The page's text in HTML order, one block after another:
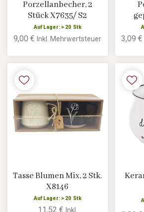
Porzellanbecher, 2
Stück X7635/ S2
Auf Lager: > 20 Stk
9,00 €Inkl. Mehrwertsteuer 3,09 €
Tasse Blumen Mix, 2 Stk.
X8146
Auf Lager: > 20 Stk
11,52 € Inkl.